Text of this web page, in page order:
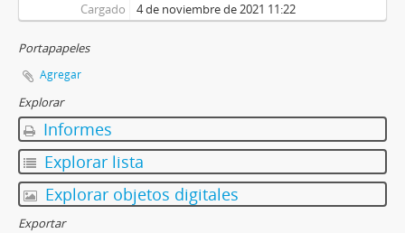
Cargado 4 de noviembre de 2021 11:22
Portapapeles
Agregar
Explorar
Informes
Explorar lista
Explorar objetos digitales
Exportar